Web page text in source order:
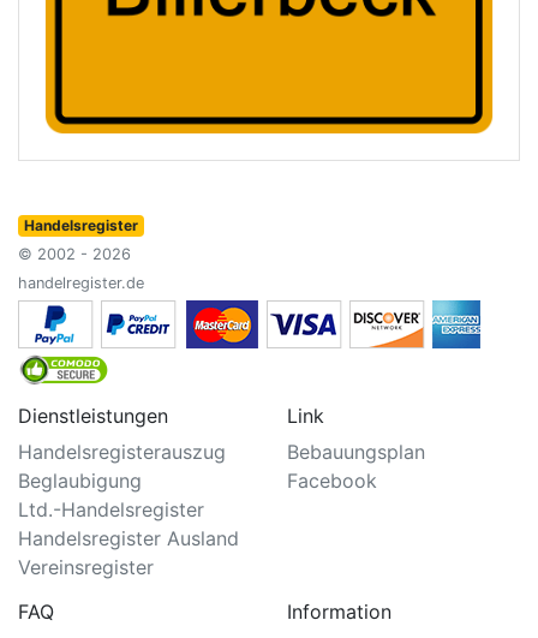
Handelsregister
© 2002 - 2026
handelregister.de
Dienstleistungen
Handelsregisterauszug
Beglaubigung
Ltd.-Handelsregister
Handelsregister Ausland
Vereinsregister
Link
Bebauungsplan
Facebook
FAQ
Information